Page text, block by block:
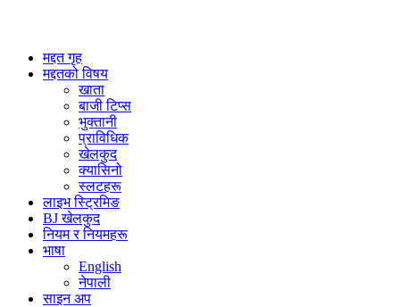
मद्दत गृह
मद्दतको विषय
खाता
बाजी टिप्स
भुक्तानी
प्राविधिक
खेलकुद
क्यासिनो
स्लटहरू
लाइभ स्ट्रिमिङ
BJ खेलकुद
नियम र नियमहरू
भाषा
English
नेपाली
साइन अप